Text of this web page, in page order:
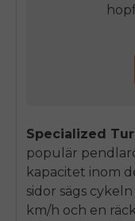
Specialized
populär
kapacitet inom
sidor sägs
km/h och en